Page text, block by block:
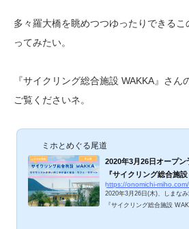
多々羅大橋を眺めつつゆったりできるこ
ってみたい。
『サイクリング総合施設 WAKKA』さ
ご覧くださいネ。
ミホとめぐる尾道
2020年3月26日オープ
『サイクリング総合施
https://onomichi-
2020年3月26日(木)、しまな
『サイクリング総合施設